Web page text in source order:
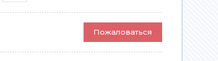
Пожаловаться